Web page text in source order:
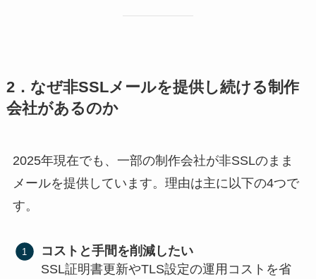
2．なぜ非SSLメールを提供し続ける制作
会社があるのか
2025年現在でも、一部の制作会社が非SSLのまま
メールを提供しています。理由は主に以下の4つで
す。
コストと手間を削減したい
SSL証明書更新やTLS設定の運用コストを省